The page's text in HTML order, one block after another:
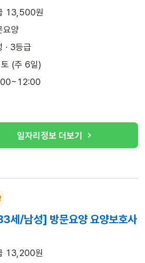
13,500원
요양
· 3등급
(주 6일)
일자리정보 더보기
세/남성] 방문요양 요양보호사
13,200원